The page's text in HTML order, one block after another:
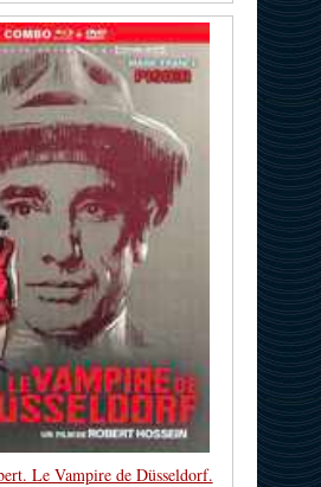
Le Vampire de Düsseldorf.